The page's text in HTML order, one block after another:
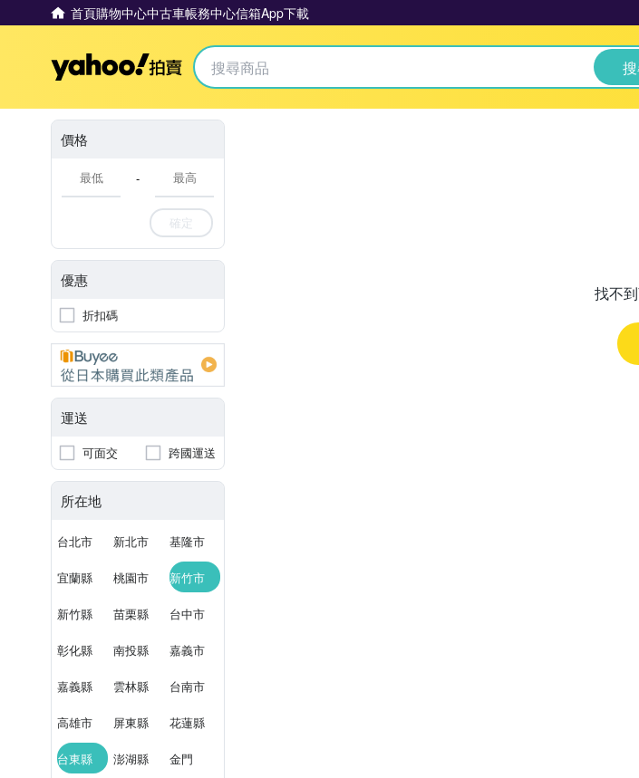
首頁購物中心中古車帳務中心信箱App下載
Yahoo拍賣
價格
-
確定
優惠
折扣碼
運送
可面交 跨國運送
所在地
台北市 新北市 基隆市
宜蘭縣 桃園市 新竹市
新竹縣 苗栗縣 台中市
彰化縣 南投縣 嘉義市
嘉義縣 雲林縣 台南市
高雄市 屏東縣 花蓮縣
台東縣 澎湖縣 金門
找不